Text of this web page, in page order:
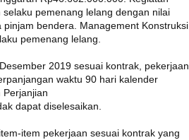
pemenang lelang dengan nilai
bendera. Management Konstruksi
pemenang lelang.
2019 sesuai kontrak, pekerjaan
waktu 90 hari kalender
dapat diselesaikan.
item pekerjaan sesuai kontrak yang